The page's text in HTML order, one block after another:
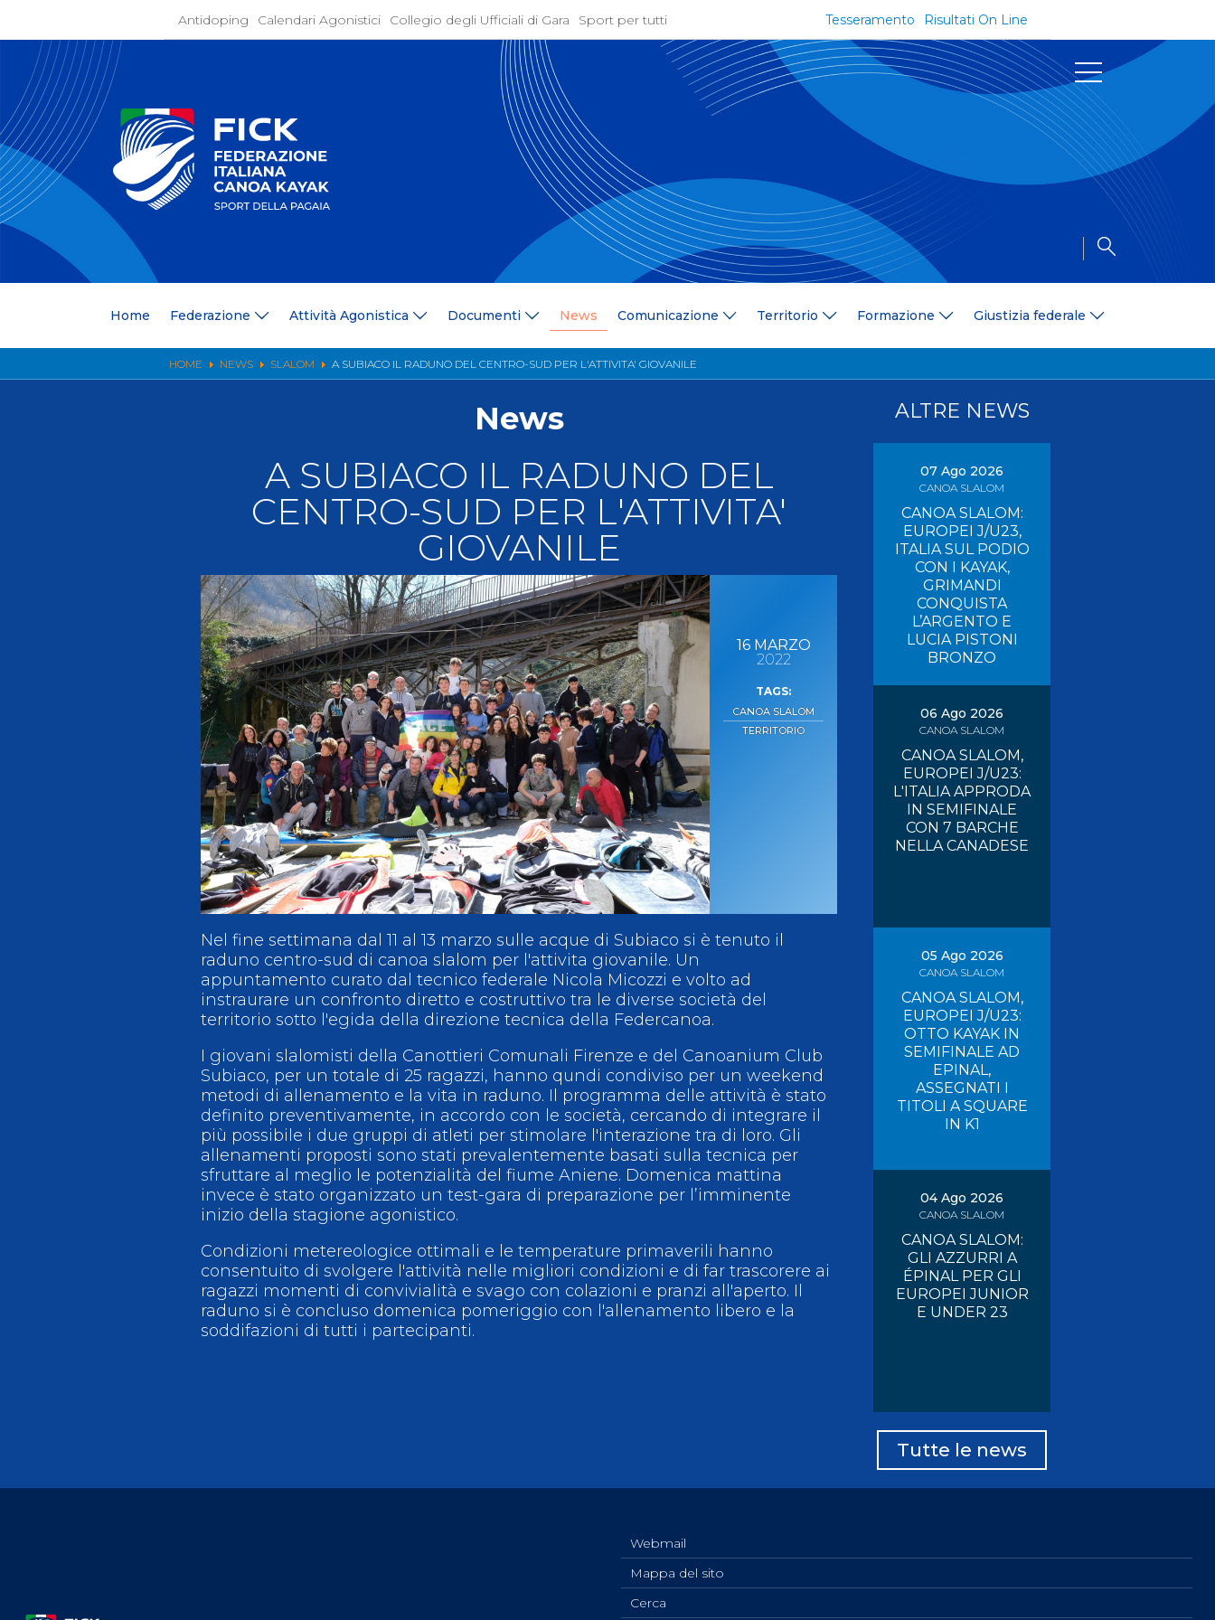
Antidoping Calendari Agonistici Collegio degli Ufficiali di Gara Sport per tutti Risultati On Line
Tesseramento
Home Federazione Attività Agonistica Documenti News Comunicazione Territorio Formazione Giustizia federale
HOME NEWS SLALOM A SUBIACO IL RADUNO DEL CENTRO-SUD PER L'ATTIVITA' GIOVANILE
Home
Whistleblowing
Attività Agonistica
Convocazioni
Documentazione Tecnica
Risultati On Line
Classifiche
FICK Coach
Dual Career
Documenti
Regolamenti e Codici
Delibere
Amministrazione Trasparente
News Comunicazione
Ufficio Stampa
Territorio
Comitati/Delegati Regionali
Formazione
Pagaia Azzurra
Nuova Canoa Ricerca
Canoa Kayak on-line
Convegni e Documenti
Albo Tecnici
Contatti e organigramma
Regolamento di Giustizia
Invito Pubblico Organi di Giustizia
Corte D'Appello Federale
Giudice Sportivo Nazionale
Antidoping Calendari Agonistici Collegio degli Ufficiali di Gara Sport per tutti Risultati On Line Tesseramento
Mappa del sito Cerca Contatti Photogallery Videogallery Whistleblowing
Privacy Policy
Cookie policy
News
A SUBIACO IL RADUNO DEL
CENTRO-SUD PER L'ATTIVITA'
GIOVANILE
16 MARZO
2022
CANOA SLALOM
TERRITORIO
Nel fine settimana dal 11 al 13 marzo sulle acque di Subiaco si è tenuto il
raduno centro-sud di canoa slalom per l'attivita giovanile. Un
appuntamento curato dal tecnico federale Nicola Micozzi e volto ad
instraurare un confronto diretto e costruttivo tra le diverse società del
territorio sotto l'egida della direzione tecnica della Federcanoa.
I giovani slalomisti della Canottieri Comunali Firenze e del Canoanium Club
Subiaco, per un totale di 25 ragazzi, hanno qundi condiviso per un weekend
metodi di allenamento e la vita in raduno. Il programma delle attività è stato
definito preventivamente, in accordo con le società, cercando di integrare il
più possibile i due gruppi di atleti per stimolare l'interazione tra di loro. Gli
allenamenti proposti sono stati prevalentemente basati sulla tecnica per
sfruttare al meglio le potenzialità del fiume Aniene. Domenica mattina
invece è stato organizzato un test-gara di preparazione per l’imminente
inizio della stagione agonistico.
Condizioni metereologice ottimali e le temperature primaverili hanno
consentuito di svolgere l'attività nelle migliori condizioni e di far trascorere ai
ragazzi momenti di convivialità e svago con colazioni e pranzi all'aperto. Il
raduno si è concluso domenica pomeriggio con l'allenamento libero e la
soddifazioni di tutti i partecipanti.
ALTRE NEWS
07 Ago 2026
CANOA SLALOM
CANOA SLALOM:
EUROPEI J/U23,
ITALIA SUL PODIO
CON I KAYAK,
GRIMANDI
CONQUISTA
L’ARGENTO E
LUCIA PISTONI
BRONZO
06 Ago 2026
CANOA SLALOM
CANOA SLALOM,
EUROPEI J/U23:
L'ITALIA APPRODA
IN SEMIFINALE
CON 7 BARCHE
NELLA CANADESE
05 Ago 2026
CANOA SLALOM
CANOA SLALOM,
EUROPEI J/U23:
OTTO KAYAK IN
SEMIFINALE AD
EPINAL,
ASSEGNATI I
TITOLI A SQUARE
IN K1
04 Ago 2026
CANOA SLALOM
CANOA SLALOM:
GLI AZZURRI A
ÉPINAL PER GLI
EUROPEI JUNIOR
E UNDER 23
Tutte le news
Webmail
Mappa del sito
Cerca